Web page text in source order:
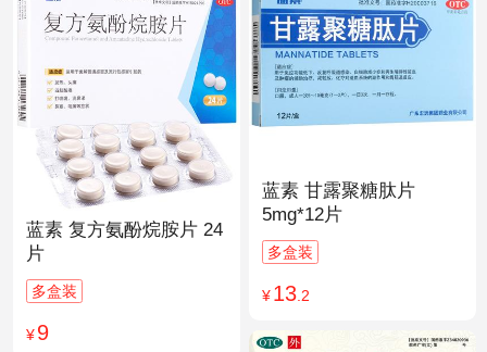
蓝素 甘露聚糖肽片
5mg*12片
多盒装
¥13.2
蓝素 复方氨酚烷胺片 24
片
多盒装
¥9